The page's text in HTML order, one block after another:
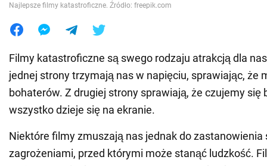
Jedzenie
Najlepsze filmy katastroficzne. Źródło: freepik.com
Filmy katastroficzne są swego rodzaju atrakcją dla
jednej strony trzymają nas w napięciu, sprawiając, że
bohaterów. Z drugiej strony sprawiają, że czujemy się
wszystko dzieje się na ekranie.
Niektóre filmy zmuszają nas jednak do zastanowienia
zagrożeniami, przed którymi może stanąć ludzkość.